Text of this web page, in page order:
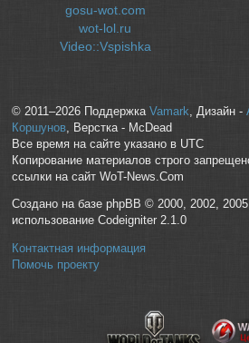
gosu-wot.com
wot-lol.ru
Video::Vspishka
© 2011–2026 Поддержка Vamark, Дизайн -
Коршунов, Верстка - McDead
Все время на сайте указано в UTC
Копирование материалов строго
ссылки на сайт WoT-News.Com
Создано на базе phpBB © 2000, 2002,
использование Codeigniter 2.1.0
Контактная информация
Помочь проекту